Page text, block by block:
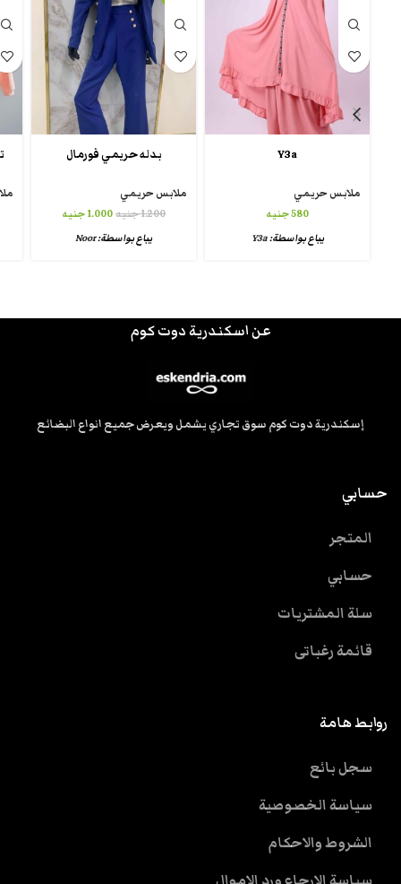
Y3a
ملابس حريمي
580جنيه
يباع بواسطة:Y3a
بدله حريمي فورمال
ملابس حريمي
1.200جنيه1.000جنيه
يباع بواسطة:Noor
عن اسكندرية دوت كوم
إسكندرية دوت كوم سوق تجاري يشمل ويعرض جميع انواع البضائع
حسابي
المتجر
حسابي
سلة المشتريات
قائمة رغباتى
روابط هامة
سجل بائع
سياسة الخصوصية
الشروط والاحكام